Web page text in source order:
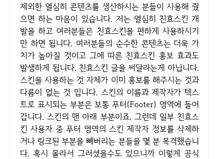
제외한 열심히 콘텐츠를 생산하시는 분들이 사용해 줬
으면 하는 마음이 있습니다. 저는 열심히 친효스킨 개
발을 하고 여러분들은 친효스킨을 편하게 사용하시기
만 하면 됩니다. 여러분들의 순수한 콘텐츠는 더욱 가
치가 높아질 것이고 그에 따른 친효스킨 홍보 효과도
발생하게 됩니다. 친효스킨 글을 써달라는게 아닙니다.
스킨을 사용하는 것 자체가 이미 홍보를 해주시는 것과
다름이 없는 것 입니다. 스킨의 이름과 제작자가 텍스
트로 표시되는 부분은 보통 푸터(Footer) 영역에 들어
갑니다. 스킨의 맨 아래 부분이죠. 그런데 일부 친효스
킨 사용자 중 푸터 영역의 스킨 제작자 정보를 삭제하
거나 링크된 부분을 빼버리는 분들을 몇 분 목격했습니
다. 혹시 몰라서 그러셨을수도 있으니까 이렇게 공식